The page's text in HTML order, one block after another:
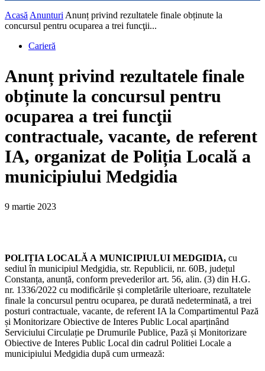
Acasă Anunturi Anunț privind rezultatele finale obținute la
concursul pentru ocuparea a trei funcţii...
Carieră
Anunț privind rezultatele finale
obținute la concursul pentru
ocuparea a trei funcţii
contractuale, vacante, de referent
IA, organizat de Poliția Locală a
municipiului Medgidia
9 martie 2023
POLIȚIA LOCALĂ A MUNICIPIULUI MEDGIDIA, cu
sediul în municipiul Medgidia, str. Republicii, nr. 60B, județul
Constanța, anunță, conform prevederilor art. 56, alin. (3) din H.G.
nr. 1336/2022 cu modificările și completările ulterioare, rezultatele
finale la concursul pentru ocuparea, pe durată nedeterminată, a trei
posturi contractuale, vacante, de referent IA la Compartimentul Pază
și Monitorizare Obiective de Interes Public Local aparținând
Serviciului Circulație pe Drumurile Publice, Pază și Monitorizare
Obiective de Interes Public Local din cadrul Politiei Locale a
municipiului Medgidia după cum urmează: